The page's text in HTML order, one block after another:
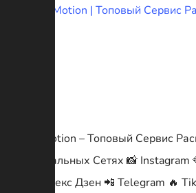
PR Motion – Топовый Сервис
Социальных Сетях 📸 Instagram
⏳ Яндекс Дзен 📲 Telegram 🔥